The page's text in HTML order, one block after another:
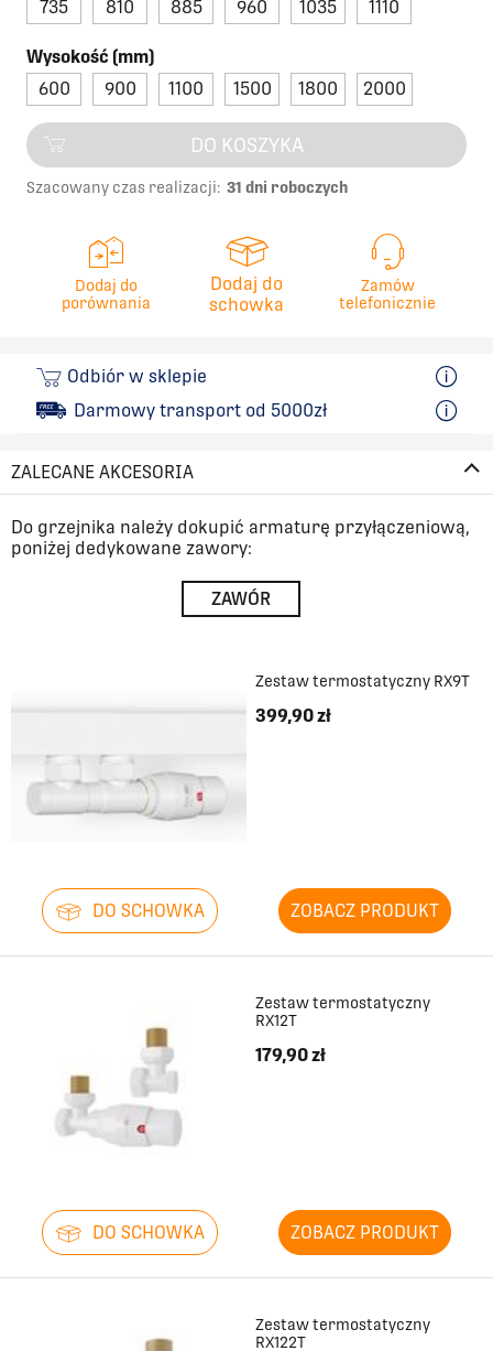
735 810 885 960 1035 1110
Wysokość (mm)
600
900 1100 1500 1800 2000
DO KOSZYKA
Szacowany czas realizacji: 31 dni roboczych
Dodaj do
porównania
Dodaj do
schowka
Zamów
telefonicznie
Odbiór w sklepie
Darmowy transport od 5000zł
ZALECANE AKCESORIA
Do grzejnika należy dokupić armaturę przyłączeniową,
poniżej dedykowane zawory:
ZAWÓR
Zestaw termostatyczny RX9T
399,90 zł
DO SCHOWKA ZOBACZ PRODUKT
Zestaw termostatyczny
RX12T
179,90 zł
DO SCHOWKA ZOBACZ PRODUKT
Zestaw termostatyczny
RX122T